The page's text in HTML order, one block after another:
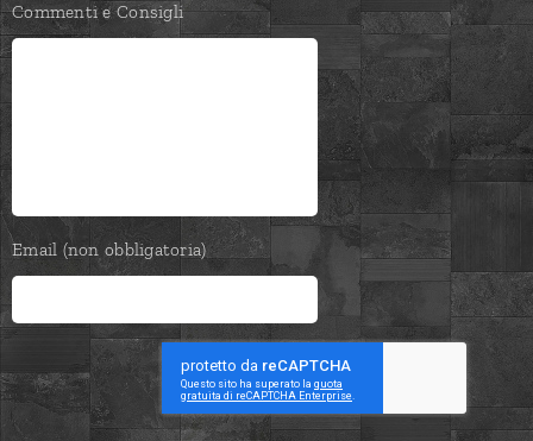
Commenti e Consigli
Email (non obbligatoria)